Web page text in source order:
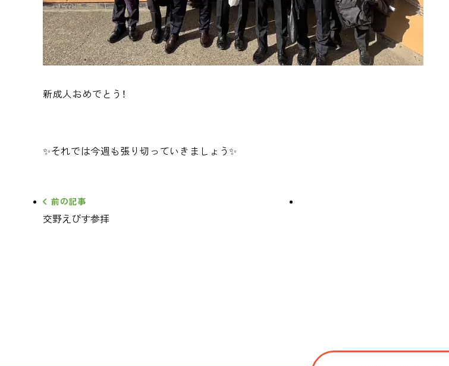
新成人おめでとう！
✨それでは今週も張り切っていきましょう✨
前の記事
交野えびす参拝